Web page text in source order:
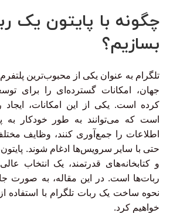
چگونه با پایتون یک
بسازیم؟
تلگرام به عنوان یکی از محبوب‌ترین
جهان، امکانات گسترده‌ای را برای
کرده است. یکی از این امکانات، ایجاد
است که می‌توانند به طور خودکار به
اطلاعات را جمع‌آوری کنند، وظایف
حتی با سایر سرویس‌ها ادغام شوند.
و کتابخانه‌های قدرتمند، یک انتخاب
ربات‌ها است. در این مقاله، به صورت
نحوه ساخت یک ربات تلگرام با استفاده
خواهیم کرد.